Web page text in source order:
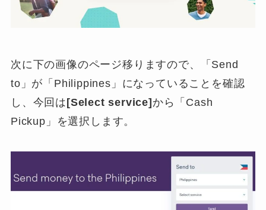
次に下の画像のページ移りますので、「Send
to」が「Philippines」になっていることを確認
し、今回は[Select service]から「Cash
Pickup」を選択します。